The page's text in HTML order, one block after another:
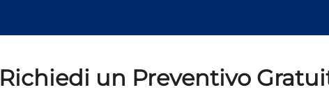
Richiedi un Preventivo